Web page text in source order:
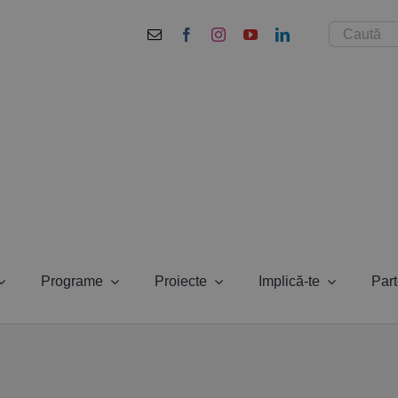
Cautare...
Programe Proiecte Implică-te